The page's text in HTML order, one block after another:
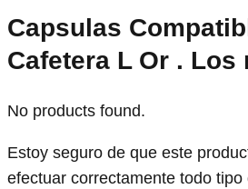
Capsulas
Cafetera L Or . Los
No products found.
Estoy seguro de que este
efectuar correctamente todo